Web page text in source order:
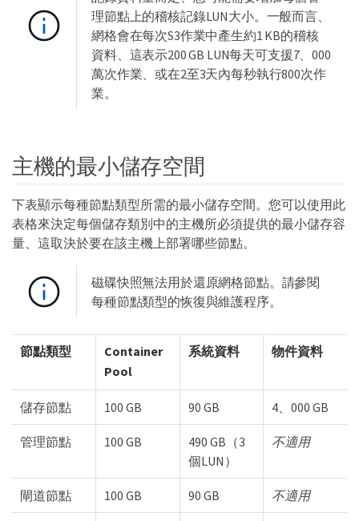
理節點上的稽核記錄LUN大小。一般而言、
網格會在每次S3作業中產生約1 KB的稽核
資料、這表示200 GB LUN每天可支援7、000
萬次作業、或在2至3天內每秒執行800次作
業。
主機的最小儲存空間
下表顯示每種節點類型所需的最小儲存空間。您可以使用此
表格來決定每個儲存類別中的主機所必須提供的最小儲存容
量、這取決於要在該主機上部署哪些節點。
磁碟快照無法用於還原網格節點。請參閱
每種節點類型的恢復與維護程序。
節點類型
Container
Pool
系統資料 物件資料
儲存節點 100 GB 90 GB 4、000 GB
管理節點 100 GB
490 GB（3
個LUN）
不適用
閘道節點 100 GB 90 GB 不適用